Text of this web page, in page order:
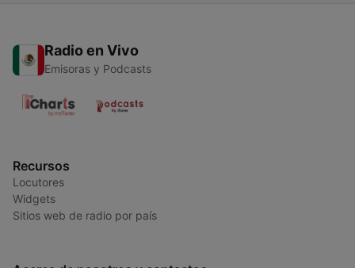
Radio en Vivo
Emisoras y Podcasts
Recursos
Locutores
Widgets
Sitios web de radio por país